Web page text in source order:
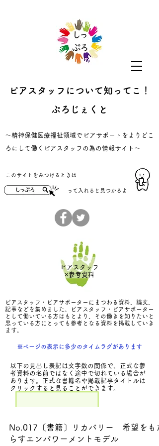
ピアスタッフについて知ってこ！
ぷろじぇくと
​～精神保健医療福祉領域でピアサポートをよりどこ
ろにして働くピアスタッフの為の情報サイト～
​このサイトをみつけるときは
​って入れると見つかるよ
ピアスタッフ
×参考資料
ピアスタッフ・ピアサポーターにまつわる資料、論文、
記事などを集めました。ピアスタッフ・ピアサポーター
として働いている方はもとより、その働きを知りたいと
思っている方にとっても参考となる資料を掲載していき
ます。
※ページの表示に多少のタイムラグがあります
以下の見出し表記は文字数の関係で、正式な参
考資料の名前ではなく途中で切れている場合が
あります。 正式な書籍名や掲載記事タイトルは
クリックすると見ることができます。
No.017〔書籍〕リカバリー 希望をも
らすエンパワーメントモデル